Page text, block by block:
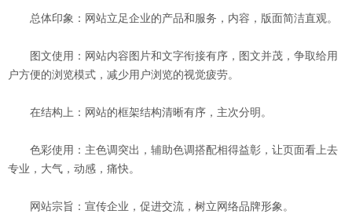
总体印象：网站立足企业的产品和服务，内容，版面简洁直观。
图文使用：网站内容图片和文字衔接有序，图文并茂，争取给用
户方便的浏览模式，减少用户浏览的视觉疲劳。
在结构上：网站的框架结构清晰有序，主次分明。
色彩使用：主色调突出，辅助色调搭配相得益彰，让页面看上去
专业，大气，动感，痛快。
网站宗旨：宣传企业，促进交流，树立网络品牌形象。